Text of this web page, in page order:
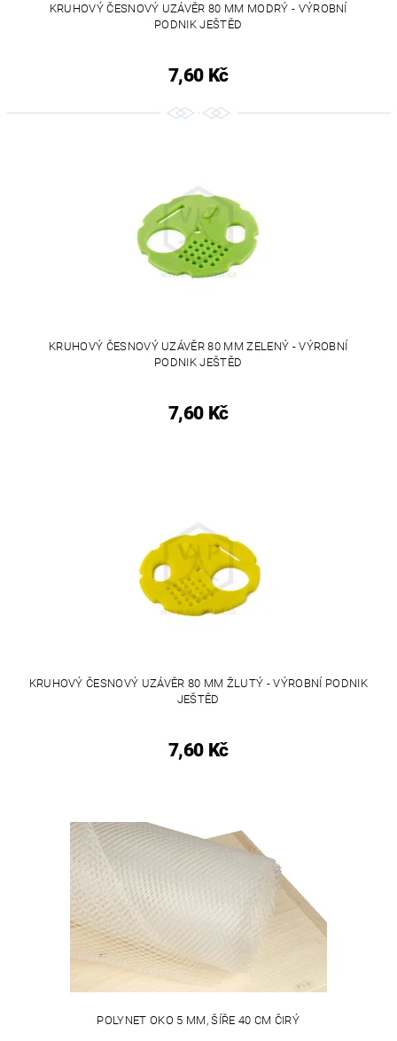
KRUHOVÝ ČESNOVÝ UZÁVĚR 80 MM MODRÝ - VÝROBNÍ
PODNIK JEŠTĚD
7,60 Kč
KRUHOVÝ ČESNOVÝ UZÁVĚR 80 MM ZELENÝ - VÝROBNÍ
PODNIK JEŠTĚD
7,60 Kč
KRUHOVÝ ČESNOVÝ UZÁVĚR 80 MM ŽLUTÝ - VÝROBNÍ PODNIK
JEŠTĚD
7,60 Kč
POLYNET OKO 5 MM, ŠÍŘE 40 CM ČIRÝ